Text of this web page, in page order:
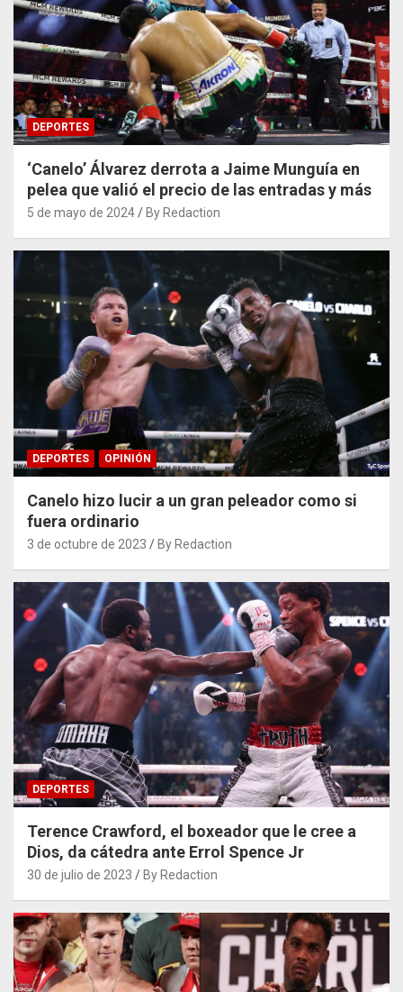
DEPORTES
‘Canelo’ Álvarez derrota a Jaime Munguía en
pelea que valió el precio de las entradas y más
5 de mayo de 2024 By Redaction
DEPORTES OPINIÓN
Canelo hizo lucir a un gran peleador como si
fuera ordinario
3 de octubre de 2023 By Redaction
DEPORTES
Terence Crawford, el boxeador que le cree a
Dios, da cátedra ante Errol Spence Jr
30 de julio de 2023 By Redaction